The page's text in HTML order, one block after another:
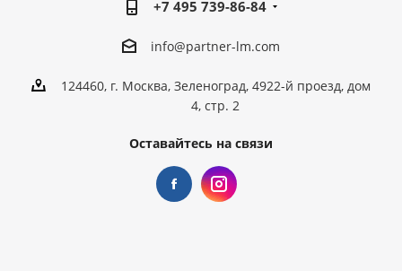
+7 495 739-86-84
info@partner-lm.com
124460, г. Москва, Зеленоград, 4922-й проезд, дом
4, стр. 2
Оставайтесь на связи